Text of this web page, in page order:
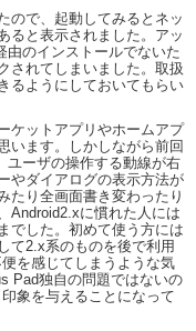
ので、起動してみるとネッ
ると表示されました。アッ
由のインストールでないた
されてしまいました。取扱
るようにしておいてもらい
ケットアプリやホームアプ
います。しかしながら前回
ユーザの操作する動線が右
やダイアログの表示方法が
たり全画面書き変わったり
Android2.xに慣れた人には
でした。初めて使う方には
て2.x系のものを後で利用
を感じてしまうような気
Pad独自の問題ではないの
象を与えることになって